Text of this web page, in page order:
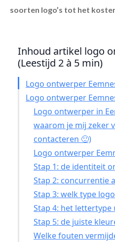
soorten logo’s tot het
Inhoud artikel logo
(Leestijd 2 à 5 min)
Logo ontwerper
Logo ontwerper
Logo ontwerper in
waarom je mij zeker
contacteren 🙂)
Logo ontwerper
Stap 1: de identiteit
Stap 2: concurrentie
Stap 3: welk type
Stap 4: het lettertype
Stap 5: de juiste
Welke fouten